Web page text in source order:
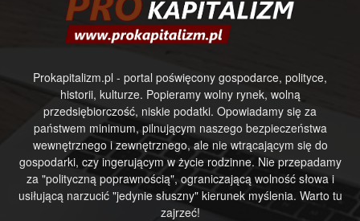
Prokapitalizm.pl - portal poświęcony gospodarce, polityce,
historii, kulturze. Popieramy wolny rynek, wolną
przedsiębiorczość, niskie podatki. Opowiadamy się za
państwem minimum, pilnującym naszego bezpieczeństwa
wewnętrznego i zewnętrznego, ale nie wtrącającym się do
gospodarki, czy ingerującym w życie rodzinne. Nie przepadamy
za "polityczną poprawnością", ograniczającą wolność słowa i
usiłującą narzucić "jedynie słuszny" kierunek myślenia. Warto tu
zajrzeć!